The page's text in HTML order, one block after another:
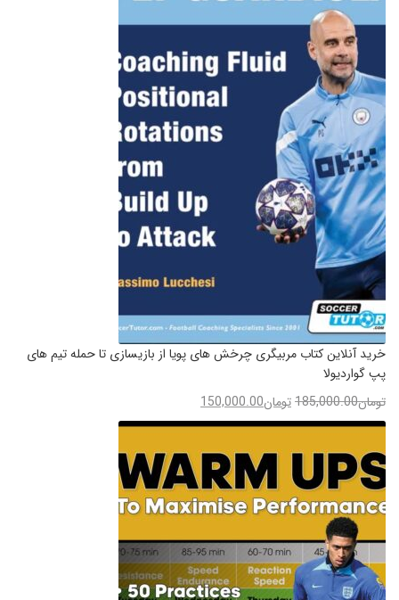
خرید آنلاین کتاب مربیگری چرخش های پویا از بازیسازی تا حمله تیم های
پپ گواردیولا
تومان185,000.00تومان150,000.00